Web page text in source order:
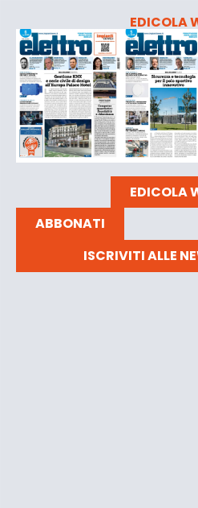
EDICOLA
EDICOLA
ABBONATI
ISCRIVITI ALLE